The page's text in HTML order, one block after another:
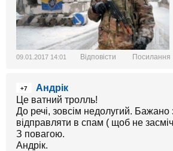
09.01.2017 14:01 Відповісти Посилання
+7
Андрік
Це ватний тролль!
До речі, зовсім недолугий. Бажано
відправляти в спам ( щоб не
З повагою.
Андрік.